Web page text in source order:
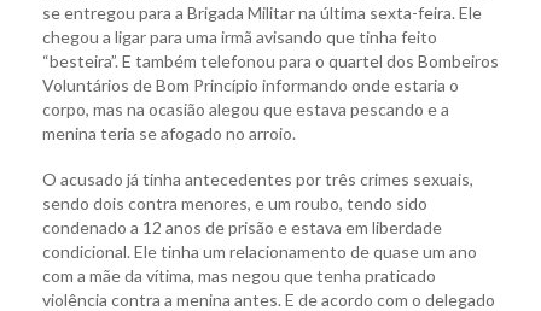
se entregou para a Brigada Militar na última sexta-feira. Ele
chegou a ligar para uma irmã avisando que tinha feito
“besteira”. E também telefonou para o quartel dos Bombeiros
Voluntários de Bom Princípio informando onde estaria o
corpo, mas na ocasião alegou que estava pescando e a
menina teria se afogado no arroio.
O acusado já tinha antecedentes por três crimes sexuais,
sendo dois contra menores, e um roubo, tendo sido
condenado a 12 anos de prisão e estava em liberdade
condicional. Ele tinha um relacionamento de quase um ano
com a mãe da vítima, mas negou que tenha praticado
violência contra a menina antes. E de acordo com o delegado